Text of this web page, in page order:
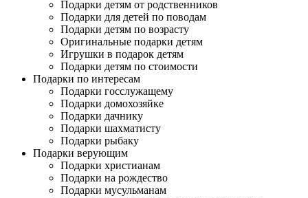
Подарки детям от родственников
Подарки для детей по поводам
Подарки детям по возрасту
Оригинальные подарки детям
Игрушки в подарок детям
Подарки детям по стоимости
Подарки по интересам
Подарки госслужащему
Подарки домохозяйке
Подарки дачнику
Подарки шахматисту
Подарки рыбаку
Подарки верующим
Подарки христианам
Подарки на рождество
Подарки мусульманам